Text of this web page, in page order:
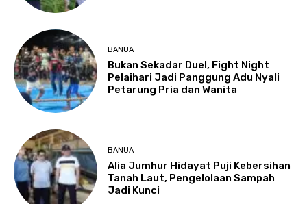
BANUA
Bukan Sekadar Duel, Fight Night
Pelaihari Jadi Panggung Adu Nyali
Petarung Pria dan Wanita
BANUA
Alia Jumhur Hidayat Puji Kebersihan
Tanah Laut, Pengelolaan Sampah
Jadi Kunci